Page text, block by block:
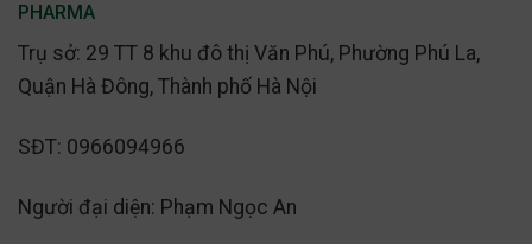
PHARMA
Trụ sở: 29 TT 8 khu đô thị Văn Phú, Phường Phú La,
Quận Hà Đông, Thành phố Hà Nội
SĐT: 0966094966
Người đại diện: Phạm Ngọc An